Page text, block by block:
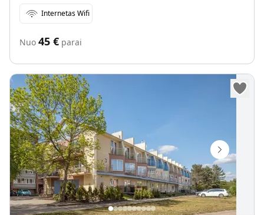
Internetas Wifi
Nuo 45 € parai